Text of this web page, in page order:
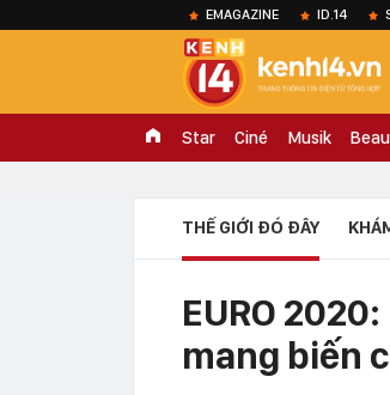
EMAGAZINE ID.14
Star Ciné Musik
THẾ GIỚI ĐÓ ĐÂY
EURO
mang biến